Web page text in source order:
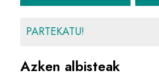
PARTEKATU!
Azken albisteak